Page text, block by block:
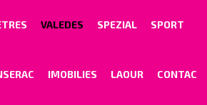
VALEDES SPEZIAL SPORT
IMOBILIES LAOUR CONTAC